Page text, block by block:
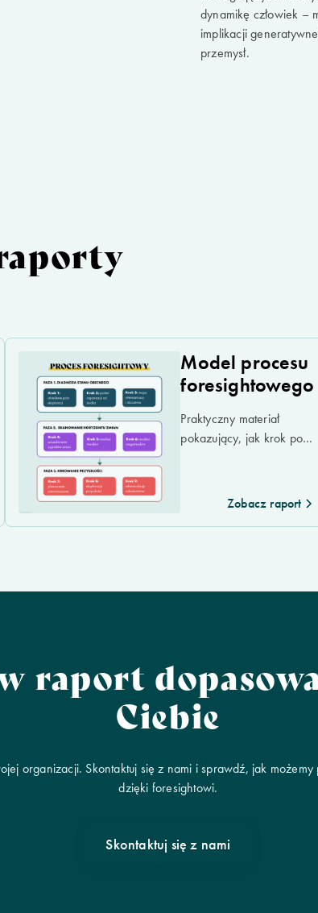
dynamikę człowiek –
implikacji
przemysł.
Model procesu
foresightowego
Praktyczny materiał
pokazujący, jak krok po
diagnozy obecnej
sytuacji, przez analizę
rekomendacje
Zobacz raport
raport
Ciebie
organizacji. Skontaktuj się z nami i sprawdź, jak
dzięki foresightowi.
Skontaktuj się z nami